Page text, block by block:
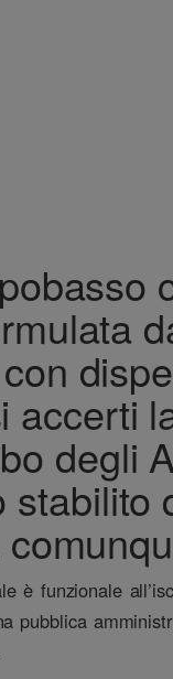
accerti
degli
è funzionale
pubblica